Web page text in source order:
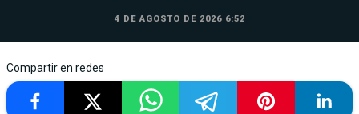
4 DE AGOSTO DE 2026 6:52
Compartir en redes